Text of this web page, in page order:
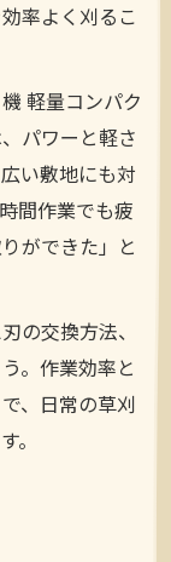
率よく刈るこ
軽量コンパク
パワーと軽さ
い敷地にも対
間作業でも疲
ができた」と
の交換方法、
。作業効率と
、日常の草刈
。